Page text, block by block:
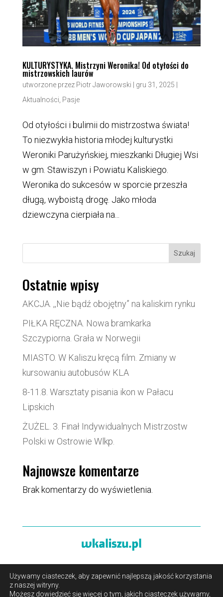
KULTURYSTYKA. Mistrzyni Weronika! Od otyłości do
mistrzowskich laurów
utworzone przez Piotr Jaworowski gru 31, 2025
Aktualności Pasje
Od otyłości i bulimii do mistrzostwa świata!
To niezwykła historia młodej kulturystki
Weroniki Parużyńskiej, mieszkanki Długiej Wsi
w gm. Stawiszyn i Powiatu Kaliskiego.
Weronika do sukcesów w sporcie przeszła
długą, wyboistą drogę. Jako młoda
dziewczyna cierpiała na...
Szukaj
Ostatnie wpisy
AKCJA. ,,Nie bądź obojętny” na kaliskim rynku
PIŁKA RĘCZNA. Nowa bramkarka
Szczypiorna. Grała w Norwegii
MIASTO. W Kaliszu kręcą film. Zmiany w
kursowaniu autobusów KLA
8-11.8. Warsztaty pisania ikon w Pałacu
Lipskich
ŻUŻEL. 3. Finał Indywidualnych Mistrzostw
Polski w Ostrowie Wlkp.
Najnowsze komentarze
Brak komentarzy do wyświetlenia.
O portalu/Reklama/ Polityka prywatności i pliki cookies
/Kontakt
Używamy ciasteczek, aby zapewnić najlepszą jakość korzystania
z naszej witryny.
Możesz dowiedzieć się więcej o tym, jakich ciasteczek używamy,